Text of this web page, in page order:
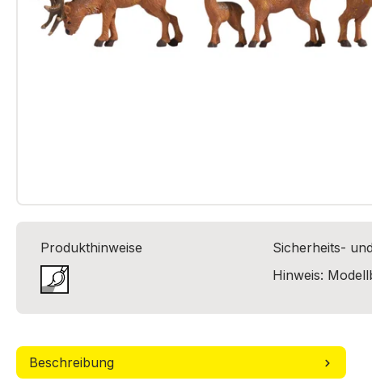
Produkthinweise
Sicherheits-
Hinweis:
Beschreibung